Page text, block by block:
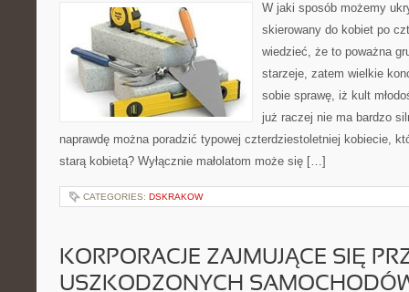
W jaki sposób możemy
skierowany do kobiet po
wiedzieć, że to poważna
starzeje, zatem wielkie
sobie sprawę, iż kult
już raczej nie ma bardzo
naprawdę można poradzić typowej czterdziestoletniej kobiecie,
starą kobietą? Wyłącznie małolatom może się […]
CATEGORIES: DSKRAKOW
KORPORACJE ZAJMUJĄCE SIĘ
USZKODZONYCH